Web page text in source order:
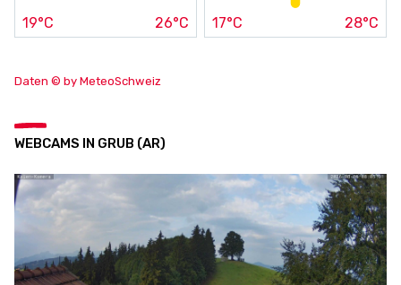
19°C 26°C 17°C 28°C
Daten © by MeteoSchweiz
WEBCAMS IN GRUB (AR)